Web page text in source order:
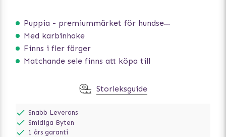
Puppia - premiummärket för hundselar
Med karbinhake
Finns i fler färger
Matchande sele finns att köpa till
Storleksguide
Snabb Leverans
Smidiga Byten
1 års garanti